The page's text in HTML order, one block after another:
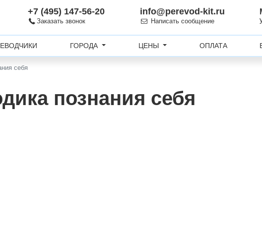
+7 (495) 147-56-20
Заказать звонок
info@perevod-kit.ru
Написать сообщение
ГОРОДА ЦЕНЫ ОПЛАТА
себя
познания себя